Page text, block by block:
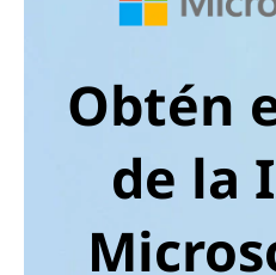
Obtén
de la